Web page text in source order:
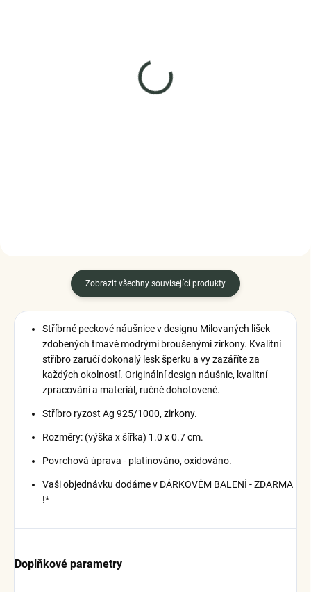
Zobrazit všechny související produkty
Stříbrné peckové náušnice v designu Milovaných lišek
zdobených tmavě modrými broušenými zirkony. Kvalitní
stříbro zaručí dokonalý lesk šperku a vy zazáříte za
každých okolností. Originální design náušnic, kvalitní
zpracování a materiál, ručně dohotovené.
Stříbro ryzost Ag 925/1000, zirkony.
Rozměry: (výška x šířka) 1.0 x 0.7 cm.
Povrchová úprava - platinováno, oxidováno.
Vaši objednávku dodáme v DÁRKOVÉM BALENÍ - ZDARMA
!*
Doplňkové parametry